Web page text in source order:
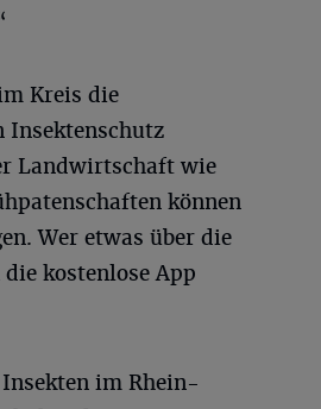
Kreis die
Insektenschutz
Landwirtschaft wie
können
Wer etwas über die
kostenlose App
im Rhein-